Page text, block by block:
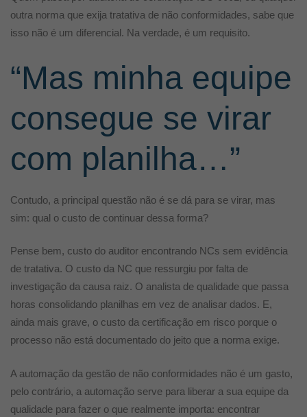
outra norma que exija tratativa de não conformidades, sabe que
isso não é um diferencial. Na verdade, é um requisito.
“Mas minha equipe
consegue se virar
com planilha…”
Contudo, a principal questão não é se dá para se virar, mas
sim: qual o custo de continuar dessa forma?
Pense bem, custo do auditor encontrando NCs sem evidência
de tratativa. O custo da NC que ressurgiu por falta de
investigação da causa raiz. O analista de qualidade que passa
horas consolidando planilhas em vez de analisar dados. E,
ainda mais grave, o custo da certificação em risco porque o
processo não está documentado do jeito que a norma exige.
A automação da gestão de não conformidades não é um gasto,
pelo contrário, a automação serve para liberar a sua equipe da
qualidade para fazer o que realmente importa: encontrar